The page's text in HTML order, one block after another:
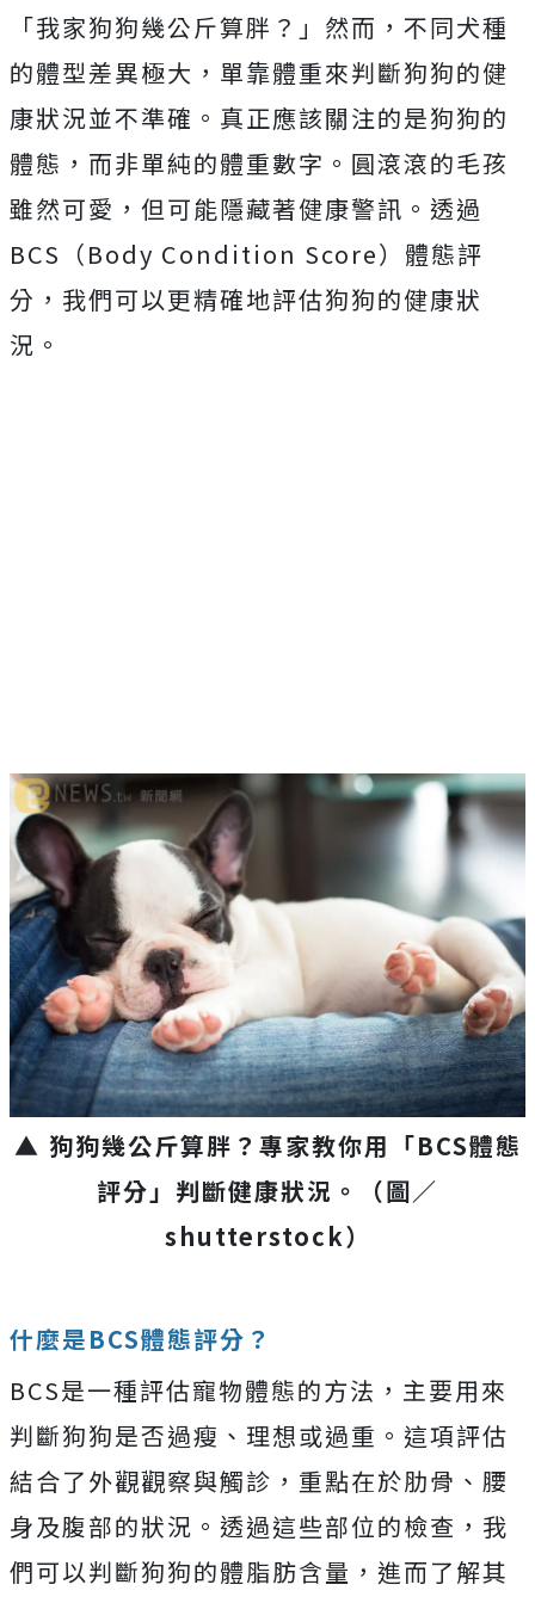
「我家狗狗幾公斤算胖？」然而，不同犬種
的體型差異極大，單靠體重來判斷狗狗的健
康狀況並不準確。真正應該關注的是狗狗的
體態，而非單純的體重數字。圓滾滾的毛孩
雖然可愛，但可能隱藏著健康警訊。透過
BCS（Body Condition Score）體態評
分，我們可以更精確地評估狗狗的健康狀
況。
▲ 狗狗幾公斤算胖？專家教你用「BCS體態
評分」判斷健康狀況。（圖／
shutterstock）
什麼是BCS體態評分？
BCS是一種評估寵物體態的方法，主要用來
判斷狗狗是否過瘦、理想或過重。這項評估
結合了外觀觀察與觸診，重點在於肋骨、腰
身及腹部的狀況。透過這些部位的檢查，我
們可以判斷狗狗的體脂肪含量，進而了解其